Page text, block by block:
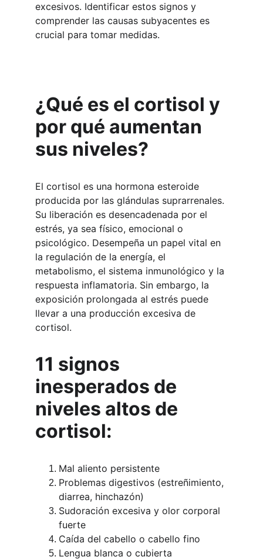
excesivos. Identificar estos signos y
comprender las causas subyacentes es
crucial para tomar medidas.
¿Qué es el cortisol y
por qué aumentan
sus niveles?
El cortisol es una hormona esteroide
producida por las glándulas suprarrenales.
Su liberación es desencadenada por el
estrés, ya sea físico, emocional o
psicológico. Desempeña un papel vital en
la regulación de la energía, el
metabolismo, el sistema inmunológico y la
respuesta inflamatoria. Sin embargo, la
exposición prolongada al estrés puede
llevar a una producción excesiva de
cortisol.
11 signos
inesperados de
niveles altos de
cortisol:
Mal aliento persistente
Problemas digestivos (estreñimiento,
diarrea, hinchazón)
Sudoración excesiva y olor corporal
fuerte
Caída del cabello o cabello fino
Lengua blanca o cubierta